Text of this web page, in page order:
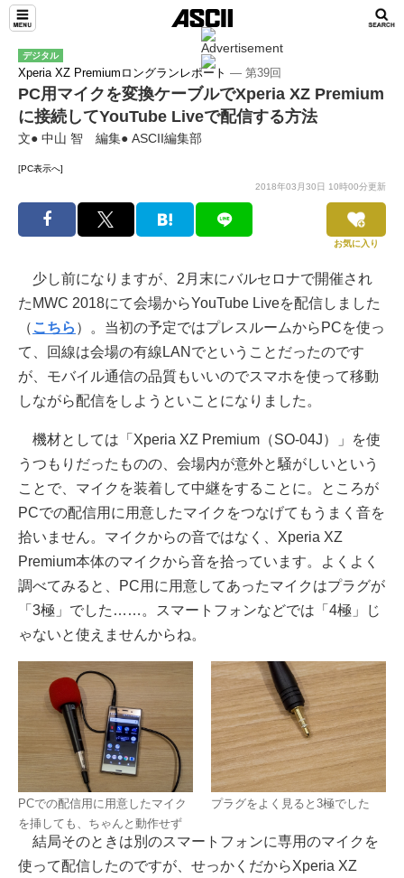
デジタル
Xperia XZ Premiumロングランレポート ― 第39回
PC用マイクを変換ケーブルでXperia XZ Premium
に接続してYouTube Liveで配信する方法
文● 中山 智 編集● ASCII編集部
[PC表示へ]
2018年03月30日 10時00分更新
お気に入り
少し前になりますが、2月末にバルセロナで開催され
たMWC 2018にて会場からYouTube Liveを配信しました
（ こちら ）。当初の予定ではプレスルームからPCを使っ
て、回線は会場の有線LANでということだったのです
が、モバイル通信の品質もいいのでスマホを使って移動
しながら配信をしようといことになりました。
機材としては「Xperia XZ Premium（SO-04J）」を使
うつもりだったものの、会場内が意外と騒がしいという
ことで、マイクを装着して中継をすることに。ところが
PCでの配信用に用意したマイクをつなげてもうまく音を
拾いません。マイクからの音ではなく、Xperia XZ
Premium本体のマイクから音を拾っています。よくよく
調べてみると、PC用に用意してあったマイクはプラグが
「3極」でした……。スマートフォンなどでは「4極」じ
ゃないと使えませんからね。
PCでの配信用に用意したマイク
を挿しても、ちゃんと動作せず
プラグをよく見ると3極でした
結局そのときは別のスマートフォンに専用のマイクを
使って配信したのですが、せっかくだからXperia XZ